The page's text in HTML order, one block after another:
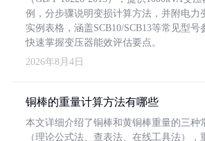
例，分步骤说明变损计算方法，并附电力
实例表格，涵盖SCB10/SCB13等常见型号
快速掌握变压器能效评估要点。
2026年8月4日
铜棒的重量计算方法有哪些
本文详细介绍了铜棒和黄铜棒重量的三种
（理论公式法、查表法、在线工具法），